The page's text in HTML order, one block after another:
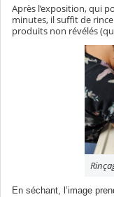
Après l’exposition, qui
minutes, il suffit de
produits non révélés
En séchant, l’image